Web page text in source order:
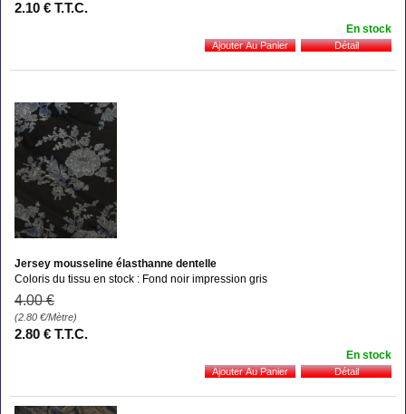
2.10 € T.T.C.
En stock
Jersey mousseline élasthanne dentelle
Coloris du tissu en stock : Fond noir impression gris
4.00 €
(2.80 €/Mètre)
2.80 € T.T.C.
En stock